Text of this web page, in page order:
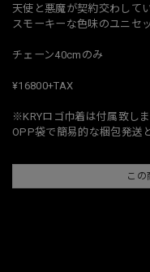
天使と悪魔が契約交わして
スモーキーな色味のユニセ
チェーン40cmのみ
¥16800+TAX
※KRYロゴ巾着は付属致し
OPP袋で簡易的な梱包発送
この